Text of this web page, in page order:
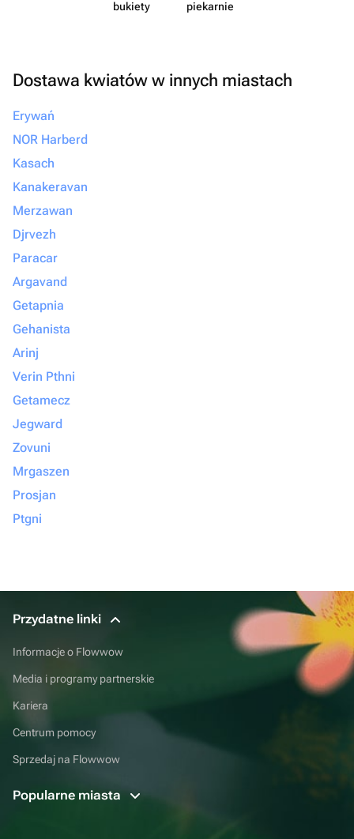
bukiety
piekarnie
Dostawa kwiatów w innych miastach
Erywań
NOR Harberd
Kasach
Kanakeravan
Merzawan
Djrvezh
Paracar
Argavand
Getapnia
Gehanista
Arinj
Verin Pthni
Getamecz
Jegward
Zovuni
Mrgaszen
Prosjan
Ptgni
Przydatne linki
Informacje o Flowwow
Media i programy partnerskie
Kariera
Centrum pomocy
Sprzedaj na Flowwow
Popularne miasta